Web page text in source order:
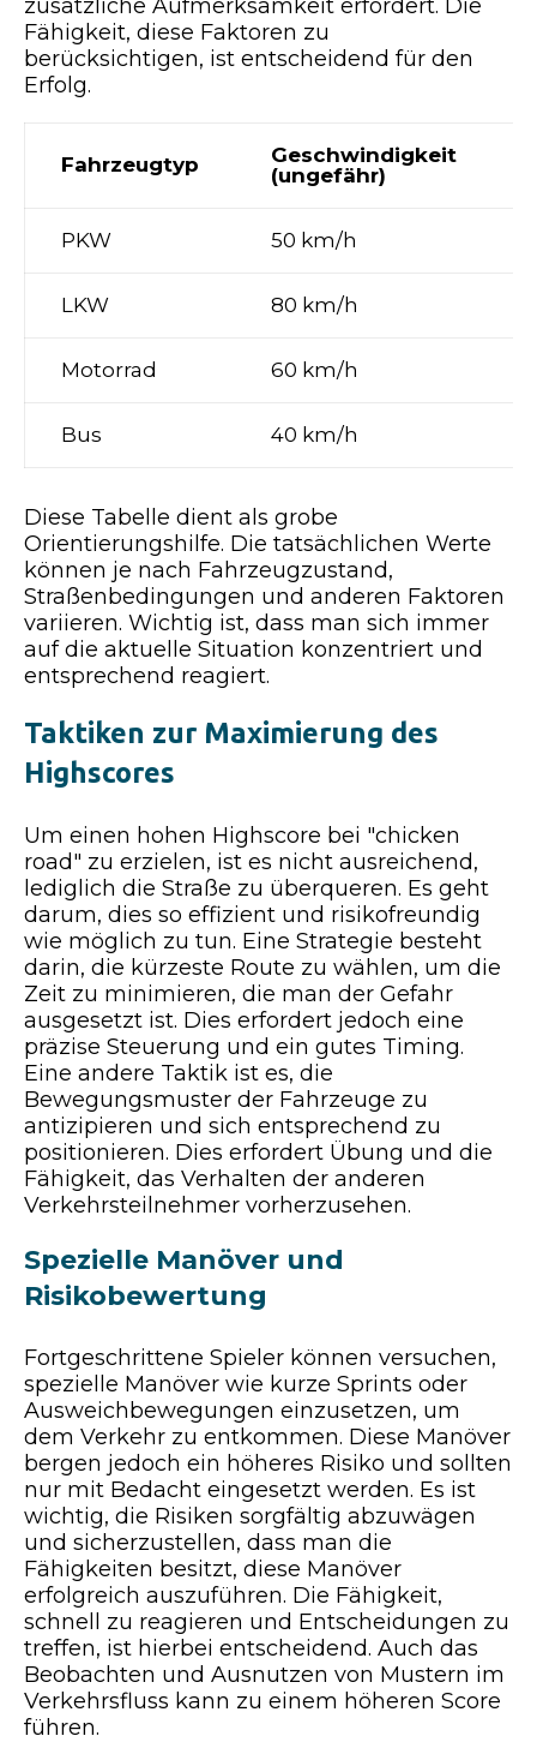
zusätzliche Aufmerksamkeit erfordert. Die
Fähigkeit, diese Faktoren zu
berücksichtigen, ist entscheidend für den
Erfolg.
Fahrzeugtyp
Geschwindigkeit
(ungefähr)
PKW 50 km/h
LKW 80 km/h
Motorrad 60 km/h
Bus 40 km/h
Diese Tabelle dient als grobe
Orientierungshilfe. Die tatsächlichen Werte
können je nach Fahrzeugzustand,
Straßenbedingungen und anderen Faktoren
variieren. Wichtig ist, dass man sich immer
auf die aktuelle Situation konzentriert und
entsprechend reagiert.
Taktiken zur Maximierung des
Highscores
Um einen hohen Highscore bei "chicken
road" zu erzielen, ist es nicht ausreichend,
lediglich die Straße zu überqueren. Es geht
darum, dies so effizient und risikofreundig
wie möglich zu tun. Eine Strategie besteht
darin, die kürzeste Route zu wählen, um die
Zeit zu minimieren, die man der Gefahr
ausgesetzt ist. Dies erfordert jedoch eine
präzise Steuerung und ein gutes Timing.
Eine andere Taktik ist es, die
Bewegungsmuster der Fahrzeuge zu
antizipieren und sich entsprechend zu
positionieren. Dies erfordert Übung und die
Fähigkeit, das Verhalten der anderen
Verkehrsteilnehmer vorherzusehen.
Spezielle Manöver und
Risikobewertung
Fortgeschrittene Spieler können versuchen,
spezielle Manöver wie kurze Sprints oder
Ausweichbewegungen einzusetzen, um
dem Verkehr zu entkommen. Diese Manöver
bergen jedoch ein höheres Risiko und sollten
nur mit Bedacht eingesetzt werden. Es ist
wichtig, die Risiken sorgfältig abzuwägen
und sicherzustellen, dass man die
Fähigkeiten besitzt, diese Manöver
erfolgreich auszuführen. Die Fähigkeit,
schnell zu reagieren und Entscheidungen zu
treffen, ist hierbei entscheidend. Auch das
Beobachten und Ausnutzen von Mustern im
Verkehrsfluss kann zu einem höheren Score
führen.